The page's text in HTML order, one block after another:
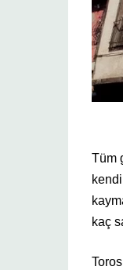
Tüm
kaç